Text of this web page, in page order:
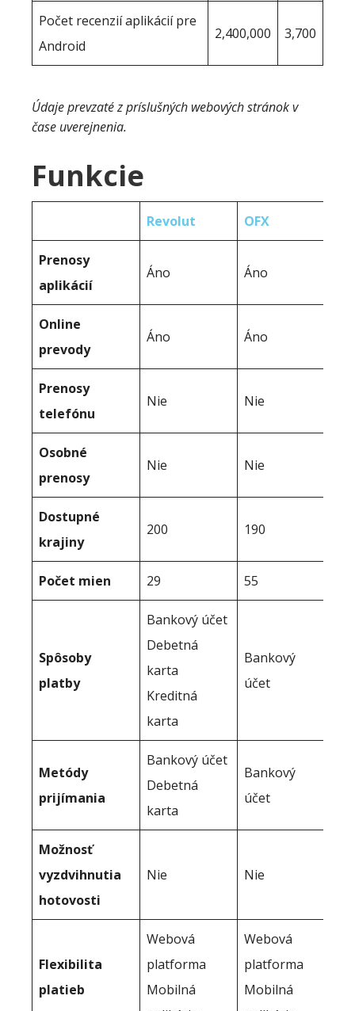
Počet recenzií aplikácií pre
Android
2,400,000 3,700
Údaje prevzaté z príslušných webových stránok v
čase uverejnenia.
Funkcie
Revolut OFX
Prenosy
aplikácií
Áno Áno
Online
prevody
Áno Áno
Prenosy
telefónu
Nie Nie
Osobné
prenosy
Nie Nie
Dostupné
krajiny
200 190
Počet mien 29 55
Spôsoby
platby
Bankový účet
Debetná
karta
Kreditná
karta
Bankový
účet
Metódy
prijímania
Bankový účet
Debetná
karta
Bankový
účet
Možnosť
vyzdvihnutia
hotovosti
Nie Nie
Flexibilita
platieb
Webová
platforma
Mobilná
Webová
platforma
Mobilná